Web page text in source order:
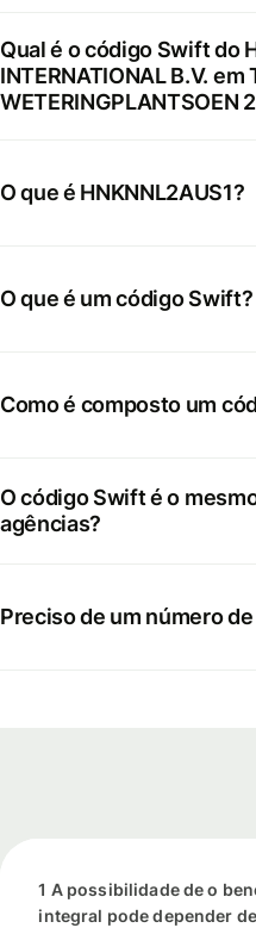
Qual é o código Swift do
INTERNATIONAL B.V. em
WETERINGPLANTSOEN
O que é HNKNNL2AUS1?
O que é um código Swift?
Como é composto um
O código Swift é o
agências?
Preciso de um número de
1 A possibilidade de o
integral pode depender